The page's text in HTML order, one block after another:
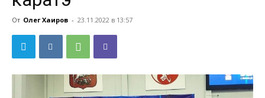
От Олег Хаиров - 23.11.2022 в 13:57